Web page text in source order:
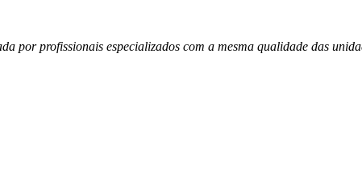
por profissionais especializados com a mesma qualidade das